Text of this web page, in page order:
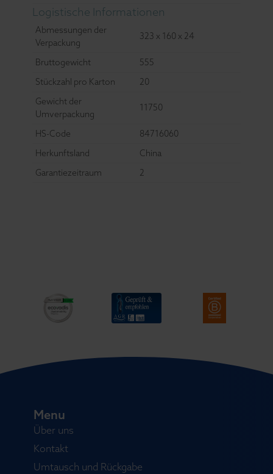
Logistische Informationen
Abmessungen der
Verpackung
323 x 160 x 24
Bruttogewicht
555
Stückzahl pro Karton
20
Gewicht der
Umverpackung
11750
HS-Code
84716060
Herkunftsland
China
Garantiezeitraum
2
Menu
Über uns
Kontakt
Umtausch und Rückgabe